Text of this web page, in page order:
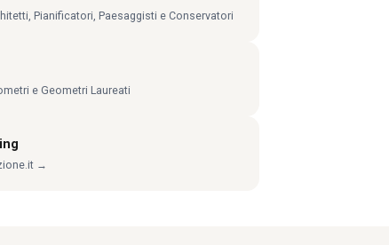
Pianificatori, Paesaggisti e Conservatori
e Geometri Laureati
→